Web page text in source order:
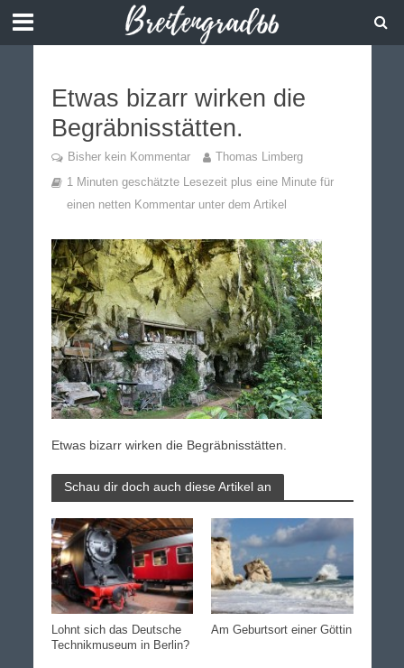
Etwas bizarr wirken die
Begräbnisstätten.
Bisher kein Kommentar
Thomas Limberg
1 Minuten geschätzte Lesezeit plus eine Minute für
einen netten Kommentar unter dem Artikel
Etwas bizarr wirken die Begräbnisstätten.
Schau dir doch auch diese Artikel an
Lohnt sich das Deutsche
Technikmuseum in Berlin?
Am Geburtsort einer Göttin